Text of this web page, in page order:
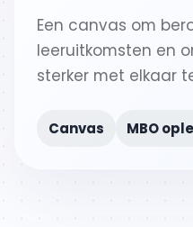
Een canvas om
leeruitkomsten en
sterker met elkaar
Canvas MBO